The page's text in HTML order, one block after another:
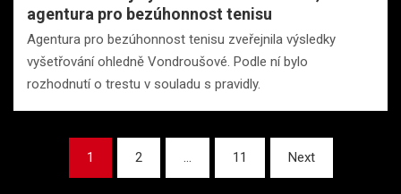
agentura pro bezúhonnost tenisu
Agentura pro bezúhonnost tenisu zveřejnila výsledky
vyšetřování ohledně Vondroušové. Podle ní bylo
rozhodnutí o trestu v souladu s pravidly.
Stránkování
příspěvků
1 2 … 11 Next